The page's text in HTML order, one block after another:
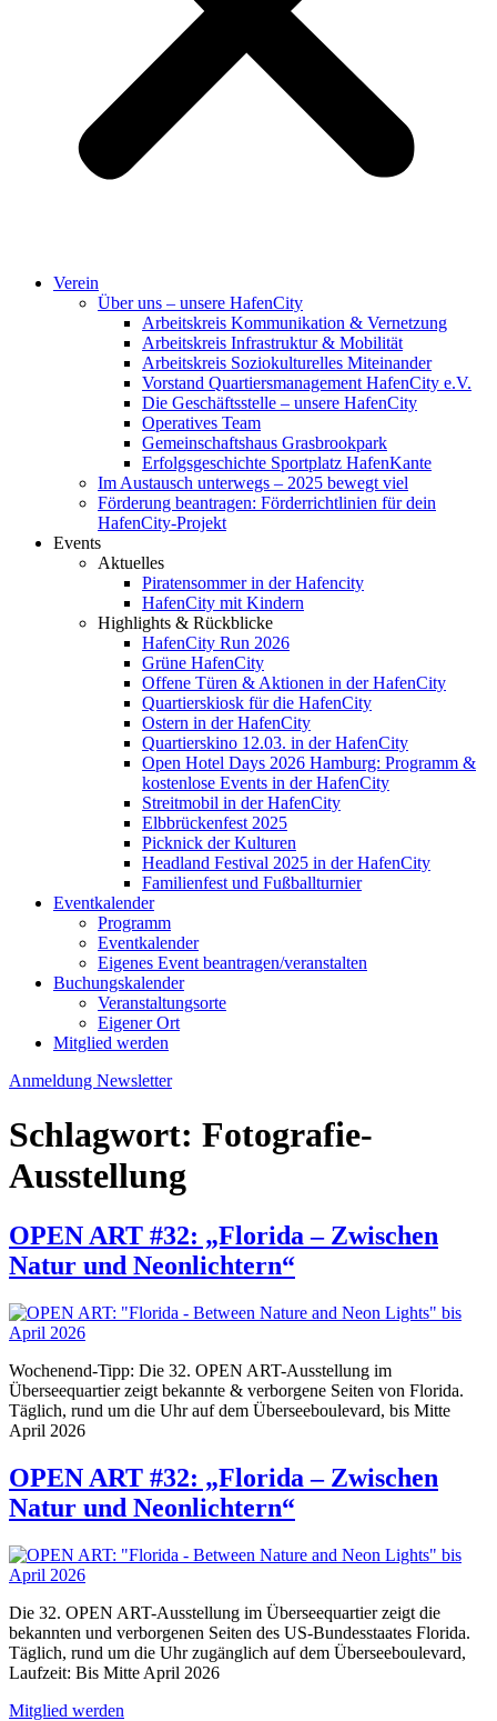
Verein
Über uns – unsere HafenCity
Arbeitskreis Kommunikation & Vernetzung
Arbeitskreis Infrastruktur & Mobilität
Arbeitskreis Soziokulturelles Miteinander
Vorstand Quartiersmanagement HafenCity e.V.
Die Geschäftsstelle – unsere HafenCity
Operatives Team
Gemeinschaftshaus Grasbrookpark
Erfolgsgeschichte Sportplatz HafenKante
Im Austausch unterwegs – 2025 bewegt viel
Förderung beantragen: Förderrichtlinien für dein
HafenCity-Projekt
Events
Aktuelles
Piratensommer in der Hafencity
HafenCity mit Kindern
Highlights & Rückblicke
HafenCity Run 2026
Grüne HafenCity
Offene Türen & Aktionen in der HafenCity
Quartierskiosk für die HafenCity
Ostern in der HafenCity
Quartierskino 12.03. in der HafenCity
Open Hotel Days 2026 Hamburg: Programm &
kostenlose Events in der HafenCity
Streitmobil in der HafenCity
Elbbrückenfest 2025
Picknick der Kulturen
Headland Festival 2025 in der HafenCity
Familienfest und Fußballturnier
Eventkalender
Programm
Eventkalender
Eigenes Event beantragen/veranstalten
Buchungskalender
Veranstaltungsorte
Eigener Ort
Mitglied werden
Anmeldung Newsletter
Schlagwort: Fotografie-
Ausstellung
OPEN ART #32: „Florida – Zwischen
Natur und Neonlichtern“
Wochenend-Tipp: Die 32. OPEN ART-Ausstellung im
Überseequartier zeigt bekannte & verborgene Seiten von Florida.
Täglich, rund um die Uhr auf dem Überseeboulevard, bis Mitte
April 2026
OPEN ART #32: „Florida – Zwischen
Natur und Neonlichtern“
Die 32. OPEN ART-Ausstellung im Überseequartier zeigt die
bekannten und verborgenen Seiten des US-Bundesstaates Florida.
Täglich, rund um die Uhr zugänglich auf dem Überseeboulevard,
Laufzeit: Bis Mitte April 2026
Mitglied werden